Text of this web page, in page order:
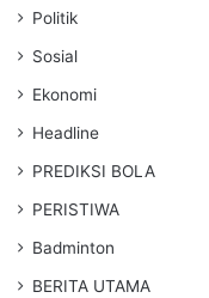
Politik
Sosial
Ekonomi
Headline
PREDIKSI BOLA
PERISTIWA
Badminton
BERITA UTAMA